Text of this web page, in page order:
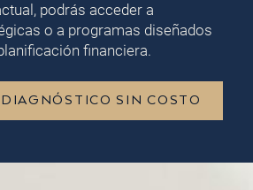
podrás acceder a
o a programas diseñados
financiera.
SIN COSTO